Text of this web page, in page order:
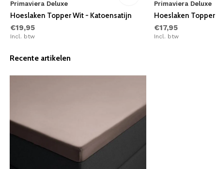
Primaviera Deluxe
Hoeslaken Topper Wit - Katoensatijn
€19,95
Incl. btw
Primaviera Deluxe
Hoeslaken
€17,95
Incl. btw
Recente artikelen